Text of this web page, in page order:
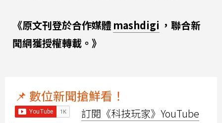
《原文刊登於合作媒體 mashdigi ，聯合新
聞網獲授權轉載。》
📌 數位新聞搶鮮看！
訂閱《科技玩家》YouTube